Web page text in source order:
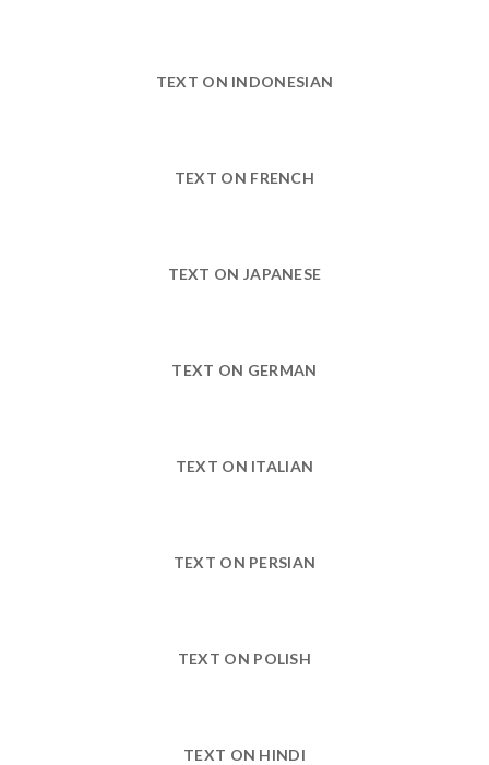
TEXT ON INDONESIAN
TEXT ON FRENCH
TEXT ON JAPANESE
TEXT ON GERMAN
TEXT ON ITALIAN
TEXT ON PERSIAN
TEXT ON POLISH
TEXT ON HINDI